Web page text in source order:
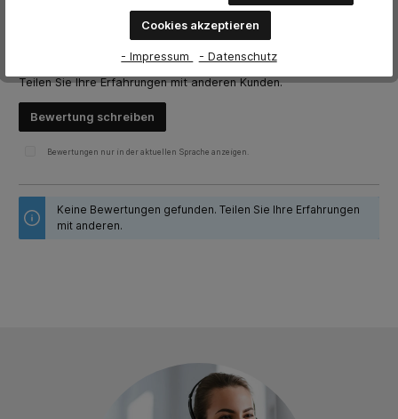
Durchschnittliche Bewertung von 0 von 5 Sternen
Bewerten Sie dieses Produkt!
Teilen Sie Ihre Erfahrungen mit anderen Kunden.
Bewertung schreiben
Bewertungen nur in der aktuellen Sprache anzeigen.
Keine Bewertungen gefunden. Teilen Sie Ihre Erfahrungen
mit anderen.
Cookies akzeptieren
- Impressum - Datenschutz